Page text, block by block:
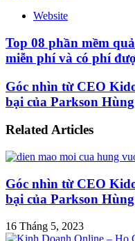
Website
Top 08 phần mềm
miễn phí và có phí
Góc nhìn từ CEO
bại của Parkson
Related Articles
Góc nhìn từ CEO
bại của Parkson
16 Tháng 5, 2023